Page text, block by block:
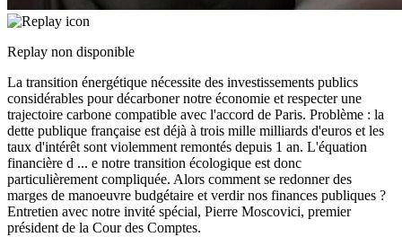
Replay non disponible
La transition énergétique nécessite des investissements publics
considérables pour décarboner notre économie et respecter une
trajectoire carbone compatible avec l'accord de Paris. Problème : la
dette publique française est déjà à trois mille milliards d'euros et les
taux d'intérêt sont violemment remontés depuis 1 an. L'équation
financière d ... e notre transition écologique est donc
particulièrement compliquée. Alors comment se redonner des
marges de manoeuvre budgétaire et verdir nos finances publiques ?
Entretien avec notre invité spécial, Pierre Moscovici, premier
président de la Cour des Comptes.